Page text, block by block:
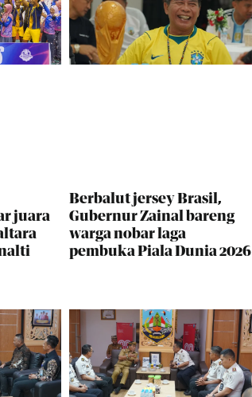
juara
Berbalut jersey Brasil,
Gubernur Zainal bareng
warga nobar laga
pembuka Piala Dunia 2026